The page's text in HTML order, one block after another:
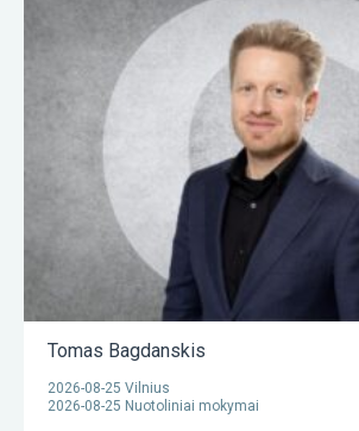
Tomas Bagdanskis
2026-08-25 Vilnius
2026-08-25 Nuotoliniai mokymai